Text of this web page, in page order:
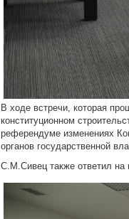
В ходе встречи, которая
конституционном
референдуме изменениях
органов государственной
С.М.Сивец также ответил на